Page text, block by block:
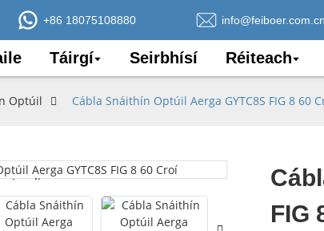
+86 18075108880 info@feiboer.com.cn
Táirgí Seirbhísí Réiteach
Optúil Cábla Snáithín Optúil Aerga GYTC8S FIG 8 60
Loading...
Loading...
FIG